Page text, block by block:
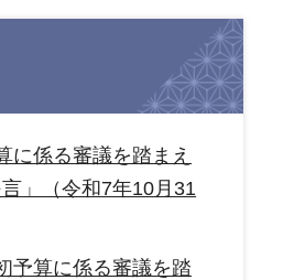
に係る審議を踏まえ
」（令和7年10月31
予算に係る審議を踏